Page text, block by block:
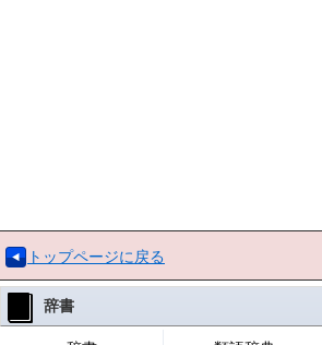
トップページに戻る
辞書